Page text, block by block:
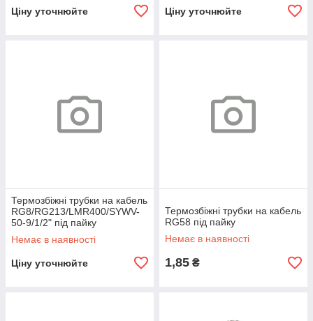
Ціну уточнюйте Ціну уточнюйте
Термозбіжні трубки на кабель
RG8/RG213/LMR400/SYWV-
50-9/1/2" під пайку
Немає в наявності
Ціну уточнюйте
Термозбіжні трубки на кабель
RG58 під пайку
Немає в наявності
1,85 ₴